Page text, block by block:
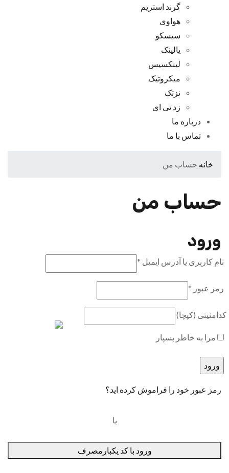
گرند استریم
هواوی
سیسکو
یالینک
لینکسیس
میکروتیک
نزتک
زد تی ای
درباره ما
تماس با ما
خانه حساب من
حساب من
ورود
نام کاربری یا آدرس ایمیل *
رمز عبور *
کدامنیتی (کپچا)*
مرا به خاطر بسپار
رمز عبور خود را فراموش کرده اید؟
یا
ورود با کد یکبارمصرف